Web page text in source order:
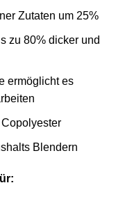
Zutaten um 25%
zu 80% dicker und
ermöglicht es
Blendern